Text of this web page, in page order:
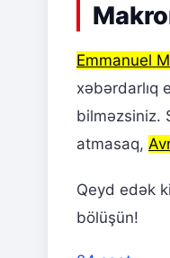
Emmanuel
xəbərdarlıq
bilməzsiniz.
atmasaq,
Qeyd edək
bölüşün!